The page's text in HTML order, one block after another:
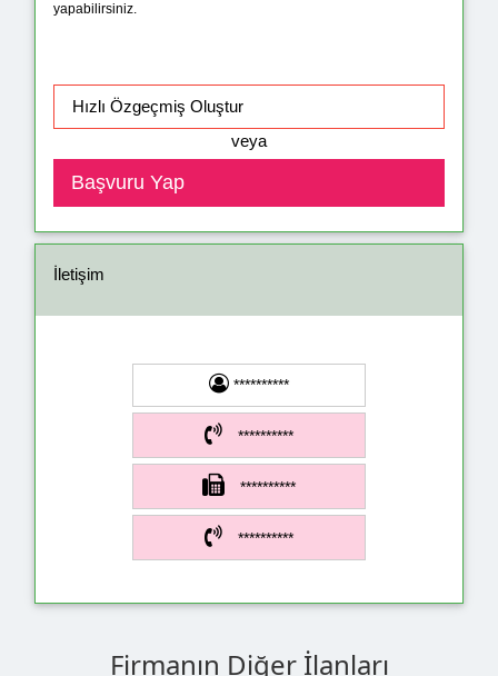
yapabilirsiniz.
veya
İletişim
**********
**********
**********
**********
Firmanın Diğer İlanları